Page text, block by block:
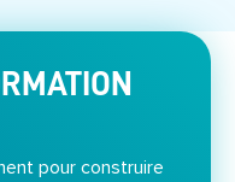
pour construire